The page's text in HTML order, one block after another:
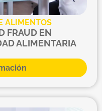
ALIMENTOS
FRAUD EN
ALIMENTARIA